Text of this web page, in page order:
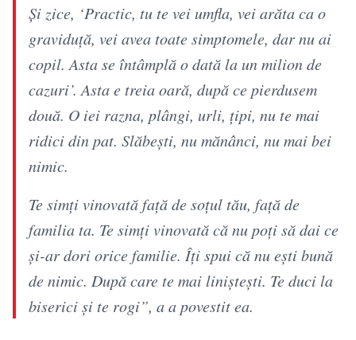
Și zice, ‘Practic, tu te vei umfla, vei arăta ca o
graviduță, vei avea toate simptomele, dar nu ai
copil. Asta se întâmplă o dată la un milion de
cazuri’. Asta e treia oară, după ce pierdusem
două. O iei razna, plângi, urli, țipi, nu te mai
ridici din pat. Slăbești, nu mănânci, nu mai bei
nimic.
Te simți vinovată față de soțul tău, față de
familia ta. Te simți vinovată că nu poți să dai ce
și-ar dori orice familie. Îți spui că nu ești bună
de nimic. După care te mai liniștești. Te duci la
biserici și te rogi”, a a povestit ea.